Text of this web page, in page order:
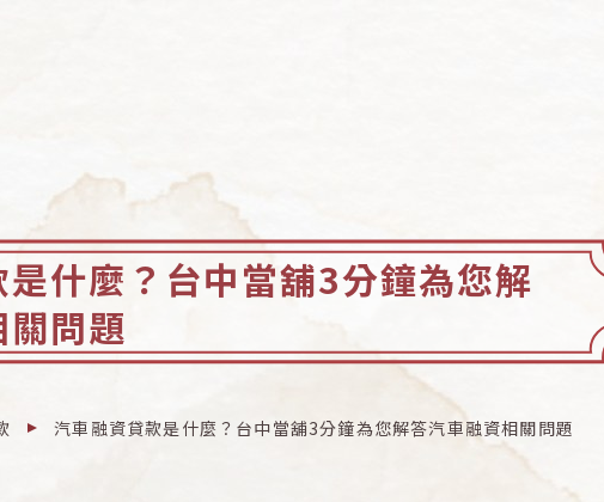
什麼？台中當舖3分鐘為您解
問題
汽車融資貸款是什麼？台中當舖3分鐘為您解答汽車融資相關問題